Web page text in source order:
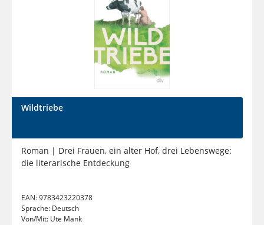
Wildtriebe
Roman | Drei Frauen, ein alter Hof, drei Lebenswege:
die literarische Entdeckung
EAN:9783423220378
Sprache: Deutsch
Von/Mit: Ute Mank